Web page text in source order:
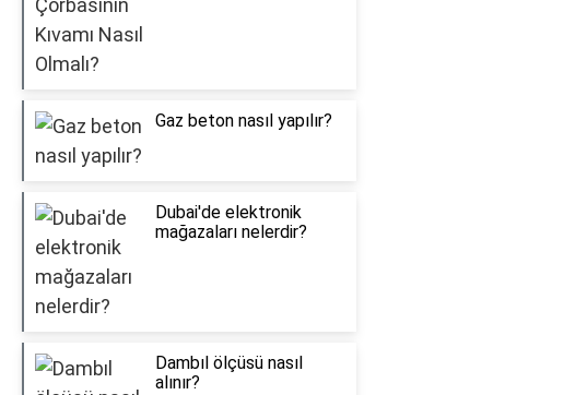
Gaz beton nasıl yapılır?
Dubai'de elektronik
mağazaları nelerdir?
Dambıl ölçüsü nasıl
alınır?